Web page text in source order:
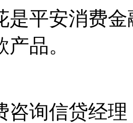
是平安消费
品。
咨询信贷经